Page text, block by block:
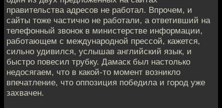
правительства адресов не работал. Впрочем, и
сайты тоже частично не работали, а ответивший на
телефонный звонок в министерстве информации,
работающем с международной прессой, кажется,
сильно удивился, услышав английский язык, и
быстро повесил трубку. Дамаск был настолько
недосягаем, что в какой-то момент возникло
впечатление, что оппозиция победила и город уже
захвачен.